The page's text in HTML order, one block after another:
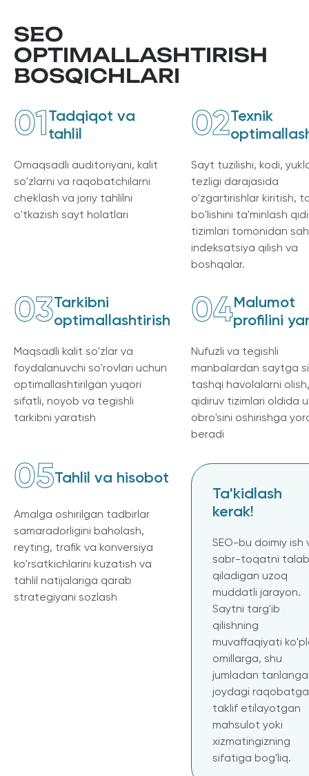
SEO
OPTIMALLASHTIRISH
BOSQICHLARI
01Tadqiqot va
tahlil
Оmaqsadli auditoriyani, kalit
so'zlarni va raqobatchilarni
cheklash va joriy tahlilni
o'tkazish sayt holatlari
02Texnik
Sayt tuzilishi, kodi,
tezligi darajasida
o'zgartirishlar kiritish,
bo'lishini ta'minlash
tizimlari tomonidan
indeksatsiya qilish va
boshqalar.
03Tarkibni
optimallashtirish
Maqsadli kalit so'zlar va
foydalanuvchi so'rovlari uchun
optimallashtirilgan yuqori
sifatli, noyob va tegishli
tarkibni yaratish
04Malumot
profilini
Nufuzli va tegishli
manbalardan saytga
tashqi havolalarni
qidiruv tizimlari oldida
obro'sini oshirishga
beradi
05Tahlil va hisobot
Amalga oshirilgan tadbirlar
samaradorligini baholash,
reyting, trafik va konversiya
ko'rsatkichlarini kuzatish va
tahlil natijalariga qarab
strategiyani sozlash
Ta'kidlash
kerak!
SEO-bu doimiy ish
sabr-toqatni talab
qiladigan uzoq
muddatli jarayon.
Saytni targ'ib
qilishning
muvaffaqiyati
omillarga, shu
jumladan
joydagi
taklif etilayotgan
mahsulot yoki
xizmatingizning
sifatiga bog'liq.